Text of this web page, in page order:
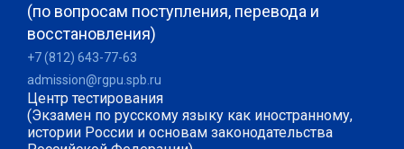
(по вопросам поступления, перевода и
восстановления)
+7 (812) 643-77-63
admission@rgpu.spb.ru
Центр тестирования
(Экзамен по русскому языку как иностранному,
истории России и основам законодательства